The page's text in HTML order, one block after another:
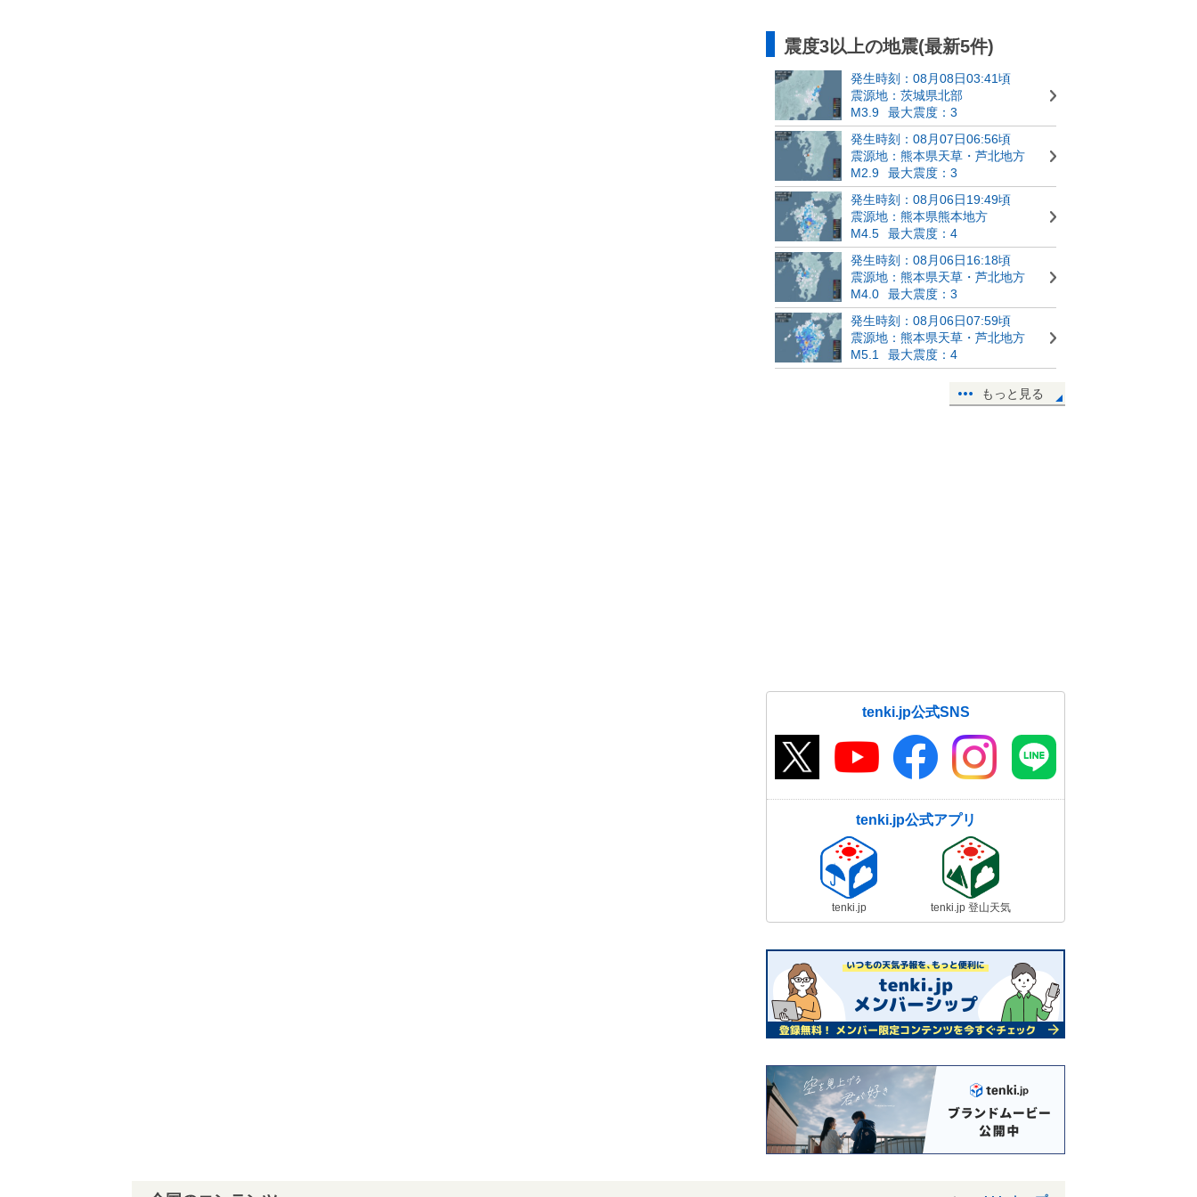
震度3以上の地震(最新5件)
発生時刻：08月08日03:41頃
震源地：茨城県北部
M3.9
最大震度：3
発生時刻：08月07日06:56頃
震源地：熊本県天草・芦北地方
M2.9
最大震度：3
発生時刻：08月06日19:49頃
震源地：熊本県熊本地方
M4.5
最大震度：4
発生時刻：08月06日16:18頃
震源地：熊本県天草・芦北地方
M4.0
最大震度：3
発生時刻：08月06日07:59頃
震源地：熊本県天草・芦北地方
M5.1
最大震度：4
もっと見る
tenki.jp公式SNS
tenki.jp公式アプリ
tenki.jp tenki.jp 登山天気